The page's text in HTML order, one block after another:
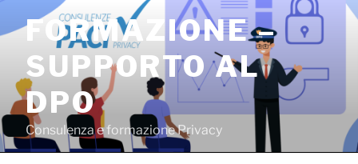
contenuto
FORMAZIONE –
SUPPORTO AL
DPO
Consulenza e formazione Privacy